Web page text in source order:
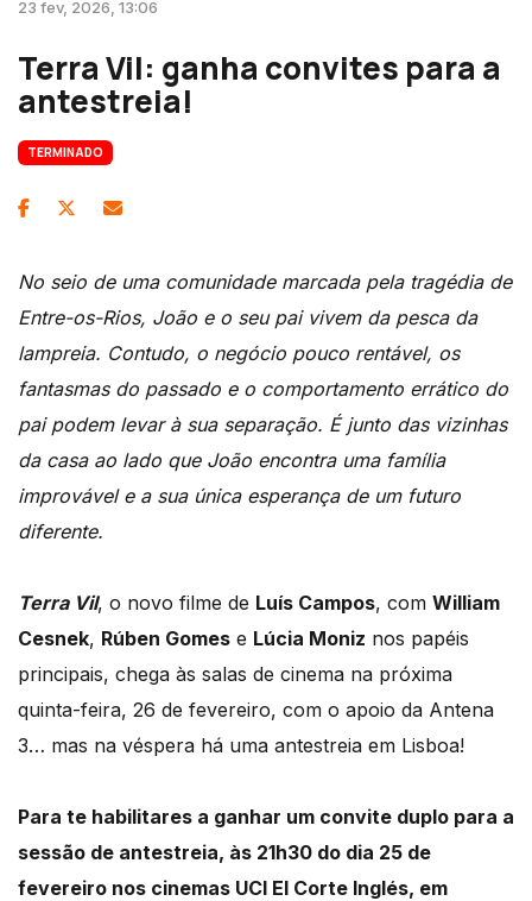
23 fev, 2026, 13:06
Terra Vil: ganha convites para a
antestreia!
TERMINADO
No seio de uma comunidade marcada pela tragédia de
Entre-os-Rios, João e o seu pai vivem da pesca da
lampreia. Contudo, o negócio pouco rentável, os
fantasmas do passado e o comportamento errático do
pai podem levar à sua separação. É junto das vizinhas
da casa ao lado que João encontra uma família
improvável e a sua única esperança de um futuro
diferente.
Terra Vil, o novo filme de Luís Campos, com William
Cesnek, Rúben Gomes e Lúcia Moniz nos papéis
principais, chega às salas de cinema na próxima
quinta-feira, 26 de fevereiro, com o apoio da Antena
3… mas na véspera há uma antestreia em Lisboa!
Para te habilitares a ganhar um convite duplo para a
sessão de antestreia, às 21h30 do dia 25 de
fevereiro nos cinemas UCI El Corte Inglés, em